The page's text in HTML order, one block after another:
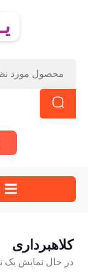
کلاهبرداری
در حال نمایش یک